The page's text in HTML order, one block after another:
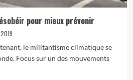
pour mieux prévenir
le militantisme climatique se
Focus sur un des mouvements